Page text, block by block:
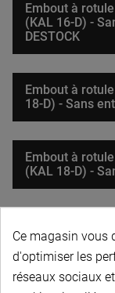
Embout à
(KAL 16-D) -
DESTOCK
Embout à
18-D) - Sans
Embout à
(KAL 18-D) -
20-D) - Sans
Ce magasin vous
d'optimiser les
réseaux sociaux